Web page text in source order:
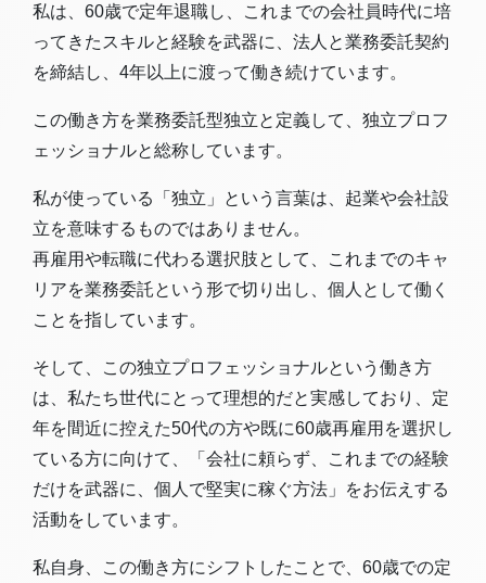
私は、60歳で定年退職し、これまでの会社員時代に培
ってきたスキルと経験を武器に、法人と業務委託契約
を締結し、4年以上に渡って働き続けています。
この働き方を業務委託型独立と定義して、独立プロフ
ェッショナルと総称しています。
私が使っている「独立」という言葉は、起業や会社設
立を意味するものではありません。
再雇用や転職に代わる選択肢として、これまでのキャ
リアを業務委託という形で切り出し、個人として働く
ことを指しています。
そして、この独立プロフェッショナルという働き方
は、私たち世代にとって理想的だと実感しており、定
年を間近に控えた50代の方や既に60歳再雇用を選択し
ている方に向けて、「会社に頼らず、これまでの経験
だけを武器に、個人で堅実に稼ぐ方法」をお伝えする
活動をしています。
私自身、この働き方にシフトしたことで、60歳での定